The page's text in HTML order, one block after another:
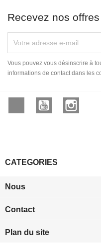
Recevez nos
Vous pouvez vous désinscrire à
informations de contact dans les
FacebookYouTube
CATEGORIES
Nous
Contact
Plan du site